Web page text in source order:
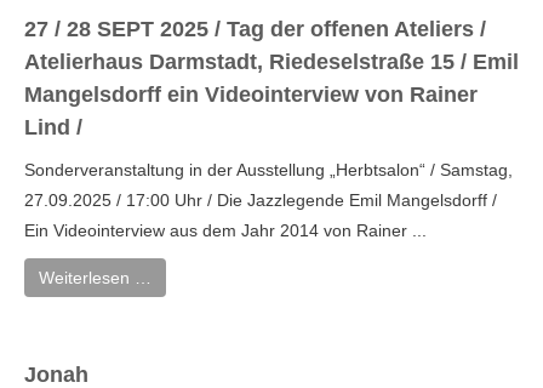
27 / 28 SEPT 2025 / Tag der offenen Ateliers /
Atelierhaus Darmstadt, Riedeselstraße 15 / Emil
Mangelsdorff ein Videointerview von Rainer
Lind /
Sonderveranstaltung in der Ausstellung „Herbtsalon“ / Samstag,
27.09.2025 / 17:00 Uhr / Die Jazzlegende Emil Mangelsdorff /
Ein Videointerview aus dem Jahr 2014 von Rainer ...
Weiterlesen …
Jonah